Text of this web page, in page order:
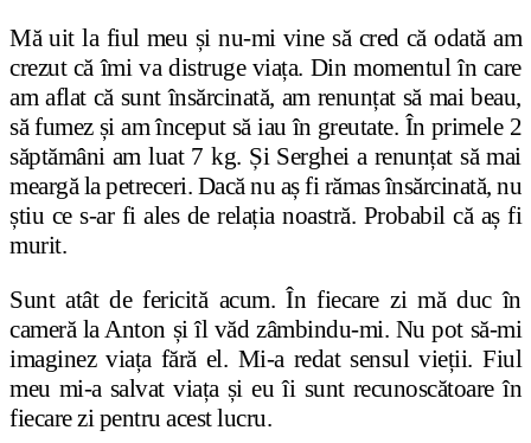
Mă uit la fiul meu și nu-mi vine să cred că odată am
crezut că îmi va distruge viața. Din momentul în care
am aflat că sunt însărcinată, am renunțat să mai beau,
să fumez și am început să iau în greutate. În primele 2
săptămâni am luat 7 kg. Și Serghei a renunțat să mai
meargă la petreceri. Dacă nu aș fi rămas însărcinată, nu
știu ce s-ar fi ales de relația noastră. Probabil că aș fi
murit.
Sunt atât de fericită acum. În fiecare zi mă duc în
cameră la Anton și îl văd zâmbindu-mi. Nu pot să-mi
imaginez viața fără el. Mi-a redat sensul vieții. Fiul
meu mi-a salvat viața și eu îi sunt recunoscătoare în
fiecare zi pentru acest lucru.